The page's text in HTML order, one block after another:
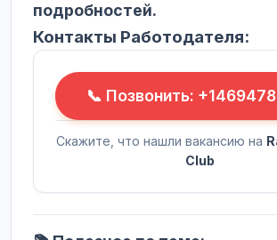
подробностей.
Контакты Работодателя:
📞 Позвонить:
Скажите, что нашли вакансию на
Club